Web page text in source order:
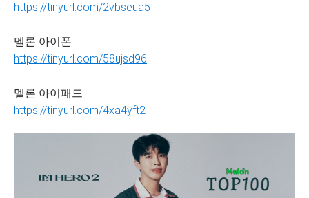
https://tinyurl.com/2vbseua5
멜론 아이폰
https://tinyurl.com/58ujsd96
멜론 아이패드
https://tinyurl.com/4xa4yft2